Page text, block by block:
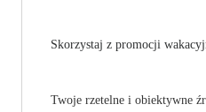
Skorzystaj z promocji
Twoje rzetelne i obiektywne